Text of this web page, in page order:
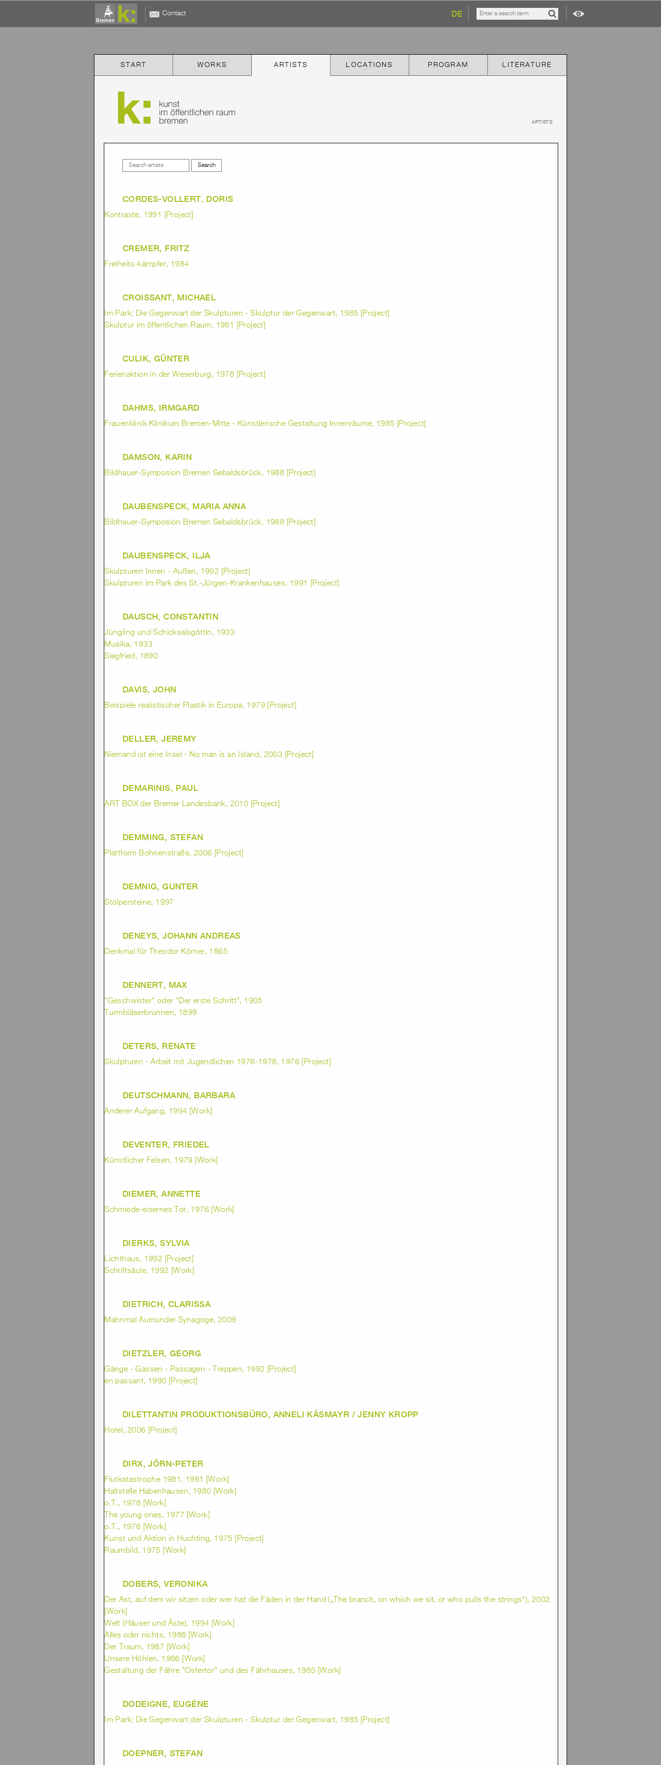
Contact DE
START WORKS ARTISTS LOCATIONS PROGRAM LITERATURE
ARTISTS
CORDES-VOLLERT, DORIS
Kontraste, 1991 [Project]
CREMER, FRITZ
Freiheits-kämpfer, 1984
CROISSANT, MICHAEL
Im Park: Die Gegenwart der Skulpturen - Skulptur der Gegenwart, 1985 [Project]
Skulptur im öffentlichen Raum, 1981 [Project]
CULIK, GÜNTER
Ferienaktion in der Weserburg, 1978 [Project]
DAHMS, IRMGARD
Frauenklinik Klinikum Bremen-Mitte - Künstlerische Gestaltung Innenräume, 1985 [Project]
DAMSON, KARIN
Bildhauer-Symposion Bremen Sebaldsbrück, 1988 [Project]
DAUBENSPECK, MARIA ANNA
Bildhauer-Symposion Bremen Sebaldsbrück, 1988 [Project]
DAUBENSPECK, ILJA
Skulpturen Innen - Außen, 1992 [Project]
Skulpturen im Park des St.-Jürgen-Krankenhauses, 1991 [Project]
DAUSCH, CONSTANTIN
Jüngling und Schicksalsgöttin, 1933
Musika, 1933
Siegfried, 1890
DAVIS, JOHN
Beispiele realistischer Plastik in Europa, 1979 [Project]
DELLER, JEREMY
Niemand ist eine Insel - No man is an Island, 2003 [Project]
DEMARINIS, PAUL
ART BOX der Bremer Landesbank, 2010 [Project]
DEMMING, STEFAN
Plattform Bohnenstraße, 2006 [Project]
DEMNIG, GUNTER
Stolpersteine, 1997
DENEYS, JOHANN ANDREAS
Denkmal für Theodor Körner, 1865
DENNERT, MAX
"Geschwister" oder "Der erste Schritt", 1905
Turmbläserbrunnen, 1899
DETERS, RENATE
Skulpturen - Arbeit mit Jugendlichen 1976-1978, 1976 [Project]
DEUTSCHMANN, BARBARA
Anderer Aufgang, 1994 [Work]
DEVENTER, FRIEDEL
Künstlicher Felsen, 1979 [Work]
DIEMER, ANNETTE
Schmiede-eisernes Tor, 1976 [Work]
DIERKS, SYLVIA
Lichthaus, 1992 [Project]
Schriftsäule, 1992 [Work]
DIETRICH, CLARISSA
Mahnmal Aumunder Synagoge, 2009
DIETZLER, GEORG
Gänge - Gassen - Passagen - Treppen, 1992 [Project]
en passant, 1990 [Project]
DILETTANTIN PRODUKTIONSBÜRO, ANNELI KÄSMAYR / JENNY KROPP
Hotel, 2006 [Project]
DIRX, JÖRN-PETER
Flutkatastrophe 1981, 1981 [Work]
Haltstelle Habenhausen, 1980 [Work]
o.T., 1978 [Work]
The young ones, 1977 [Work]
o.T., 1976 [Work]
Kunst und Aktion in Huchting, 1975 [Project]
Raumbild, 1975 [Work]
DOBERS, VERONIKA
Der Ast, auf dem wir sitzen oder wer hat die Fäden in der Hand („The branch, on which we sit, or who pulls the strings“), 2002
[Work]
Welt (Häuser und Äste), 1994 [Work]
Alles oder nichts, 1988 [Work]
Der Traum, 1987 [Work]
Unsere Höhlen, 1986 [Work]
Gestaltung der Fähre "Ostertor" und des Fährhauses, 1985 [Work]
DODEIGNE, EUGÉNE
Im Park: Die Gegenwart der Skulpturen - Skulptur der Gegenwart, 1985 [Project]
DOEPNER, STEFAN